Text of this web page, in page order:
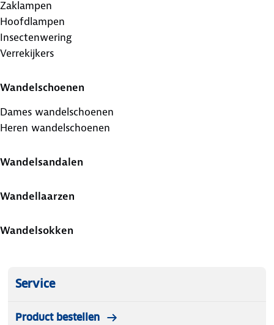
Zaklampen
Hoofdlampen
Insectenwering
Verrekijkers
Wandelschoenen
Dames wandelschoenen
Heren wandelschoenen
Wandelsandalen
Wandellaarzen
Wandelsokken
Service
Product bestellen